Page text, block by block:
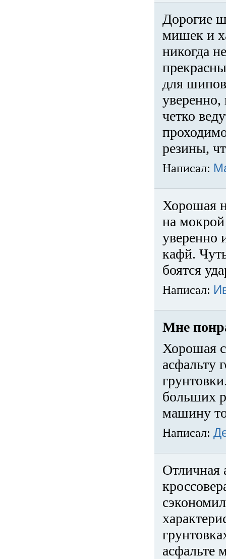
Дорогие
мишек и
никогда
для
четко
резины,
Написал:
Хорошая
на
уверенно
кафй.
боятся
Написал:
Мне
Хорошая
асфальту
больших
машину
Написал:
Отличная
асфальте